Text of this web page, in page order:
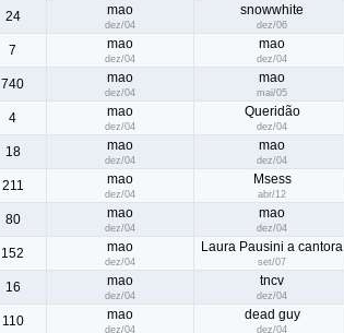
24 mao
dez/04
snowwhite
dez/06
7 mao
dez/04
mao
dez/04
740 mao
dez/04
mao
mai/05
4 mao
dez/04
Queridão
dez/04
18 mao
dez/04
mao
dez/04
211 mao
dez/04
Msess
abr/12
80 mao
dez/04
mao
dez/04
152 mao
dez/04
Laura Pausini a cantora
set/07
16 mao
dez/04
tncv
dez/04
110 mao
dez/04
dead guy
dez/04